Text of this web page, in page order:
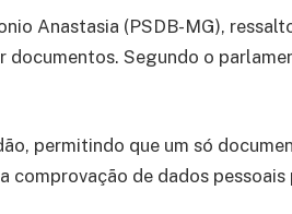
Anastasia (PSDB-MG),
Segundo o
permitindo que um só
comprovação de dados